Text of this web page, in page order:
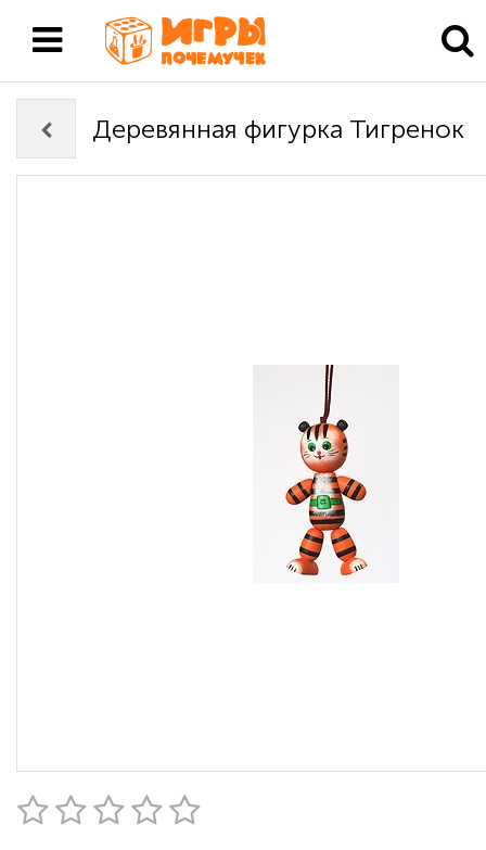
Деревянная фигурка Тигренок